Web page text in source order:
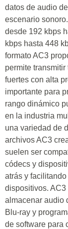
datos de audio
escenario
desde 192 kbps
kbps hasta 448
formato AC3
permite
fuertes con alta
importante para
rango dinámico
en la industria
una variedad de
archivos AC3
suelen ser
códecs y
atrás y
dispositivos. AC3
almacenar audio
Blu-ray y
de software para